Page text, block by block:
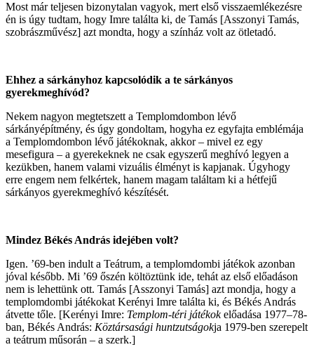
Most már teljesen bizonytalan vagyok, mert első visszaemlékezésre
én is úgy tudtam, hogy Imre találta ki, de Tamás [Asszonyi Tamás,
szobrászművész] azt mondta, hogy a színház volt az ötletadó.
Ehhez a sárkányhoz kapcsolódik a te sárkányos
gyerekmeghívód?
Nekem nagyon megtetszett a Templomdombon lévő
sárkányépítmény, és úgy gondoltam, hogyha ez egyfajta emblémája
a Templomdombon lévő játékoknak, akkor – mivel ez egy
mesefigura – a gyerekeknek ne csak egyszerű meghívó legyen a
kezükben, hanem valami vizuális élményt is kapjanak. Úgyhogy
erre engem nem felkértek, hanem magam találtam ki a hétfejű
sárkányos gyerekmeghívó készítését.
Mindez Békés András idejében volt?
Igen. ’69-ben indult a Teátrum, a templomdombi játékok azonban
jóval később. Mi ’69 őszén költöztünk ide, tehát az első előadáson
nem is lehettünk ott. Tamás [Asszonyi Tamás] azt mondja, hogy a
templomdombi játékokat Kerényi Imre találta ki, és Békés András
átvette tőle. [Kerényi Imre: Templom-téri játékokelőadása 1977–78-
ban, Békés András: Köztársasági huntzutságokja 1979-ben szerepelt
a teátrum műsorán – a szerk.]